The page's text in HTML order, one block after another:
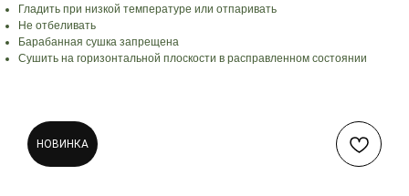
Гладить при низкой температуре или отпаривать
Не отбеливать
Барабанная сушка запрещена
Сушить на горизонтальной плоскости в расправленном состоянии
НОВИНКА